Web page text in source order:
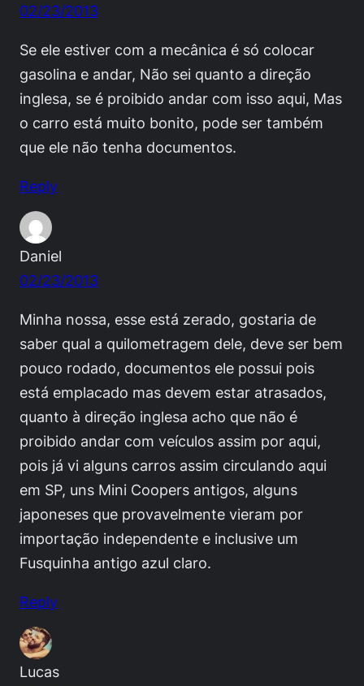
02/23/2013
Se ele estiver com a mecânica é só colocar
gasolina e andar, Não sei quanto a direção
inglesa, se é proibido andar com isso aqui, Mas
o carro está muito bonito, pode ser também
que ele não tenha documentos.
Reply
Daniel
02/23/2013
Minha nossa, esse está zerado, gostaria de
saber qual a quilometragem dele, deve ser bem
pouco rodado, documentos ele possui pois
está emplacado mas devem estar atrasados,
quanto à direção inglesa acho que não é
proibido andar com veículos assim por aqui,
pois já vi alguns carros assim circulando aqui
em SP, uns Mini Coopers antigos, alguns
japoneses que provavelmente vieram por
importação independente e inclusive um
Fusquinha antigo azul claro.
Reply
Lucas